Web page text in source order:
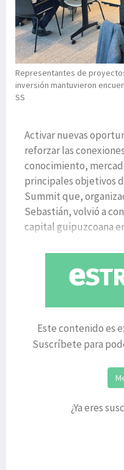
Representantes de
inversión mantuvieron
SS
Activar nuevas
reforzar las
conocimiento,
principales objetivos
Summit que,
Sebastián, volvió a
capital guipuzcoana
Este contenido es
Suscríbete para
¿Ya eres